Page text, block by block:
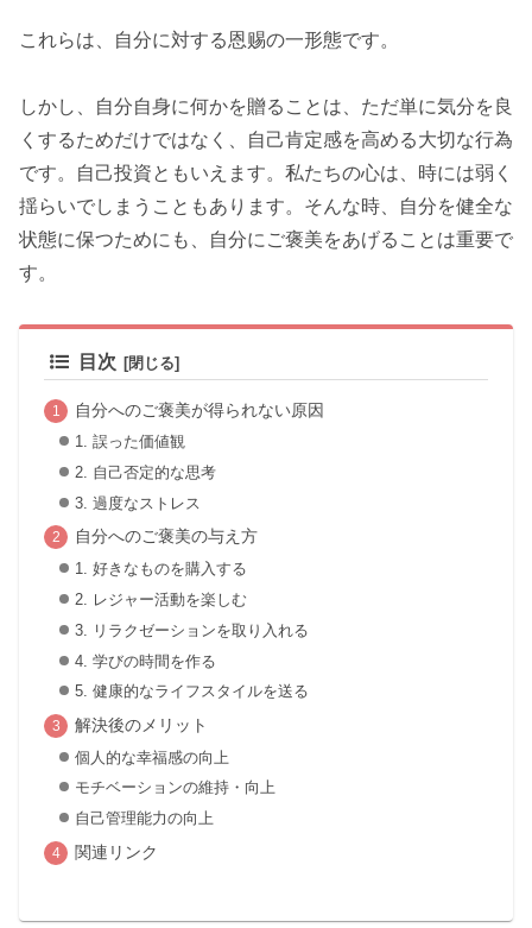
これらは、自分に対する恩赐の一形態です。
しかし、自分自身に何かを贈ることは、ただ単に気分を良
くするためだけではなく、自己肯定感を高める大切な行為
です。自己投資ともいえます。私たちの心は、時には弱く
揺らいでしまうこともあります。そんな時、自分を健全な
状態に保つためにも、自分にご褒美をあげることは重要で
す。
目次
自分へのご褒美が得られない原因
1. 誤った価値観
2. 自己否定的な思考
3. 過度なストレス
自分へのご褒美の与え方
1. 好きなものを購入する
2. レジャー活動を楽しむ
3. リラクゼーションを取り入れる
4. 学びの時間を作る
5. 健康的なライフスタイルを送る
解決後のメリット
個人的な幸福感の向上
モチベーションの維持・向上
自己管理能力の向上
関連リンク